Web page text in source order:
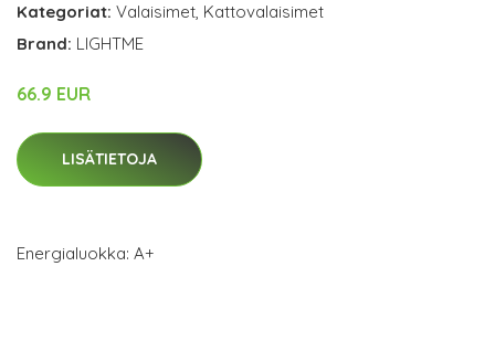
Kategoriat: Valaisimet, Kattovalaisimet
Brand: LIGHTME
66.9 EUR
LISÄTIETOJA
Energialuokka: A+